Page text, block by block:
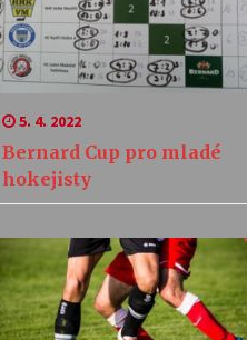
5. 4. 2022
Bernard Cup pro mladé
hokejisty